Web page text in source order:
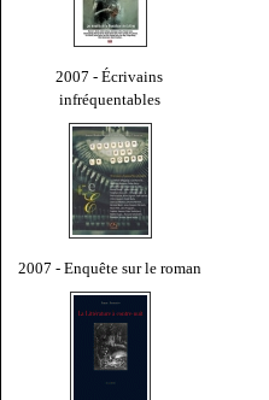
2007 - Écrivains
infréquentables
2007 - Enquête sur le roman